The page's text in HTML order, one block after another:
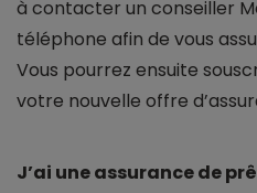
à contacter un conseiller
téléphone afin de vous
Vous pourrez ensuite
votre nouvelle offre
J’ai une assurance de